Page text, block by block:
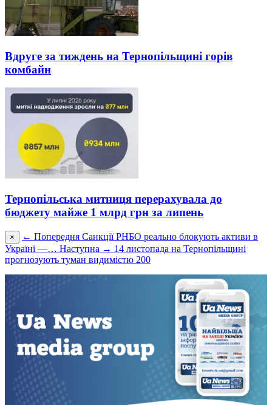
Вдруге за тиждень на Тернопільщині горів
комбайн
Тернопільська митниця перерахувала до
бюджету майже 1 млрд грн за липень
× ← Попередня Санкції РНБО реально блокують активи в
Україні —… Наступна → 14 листопада на Тернопільщині
прогнозують туман видимістю 200